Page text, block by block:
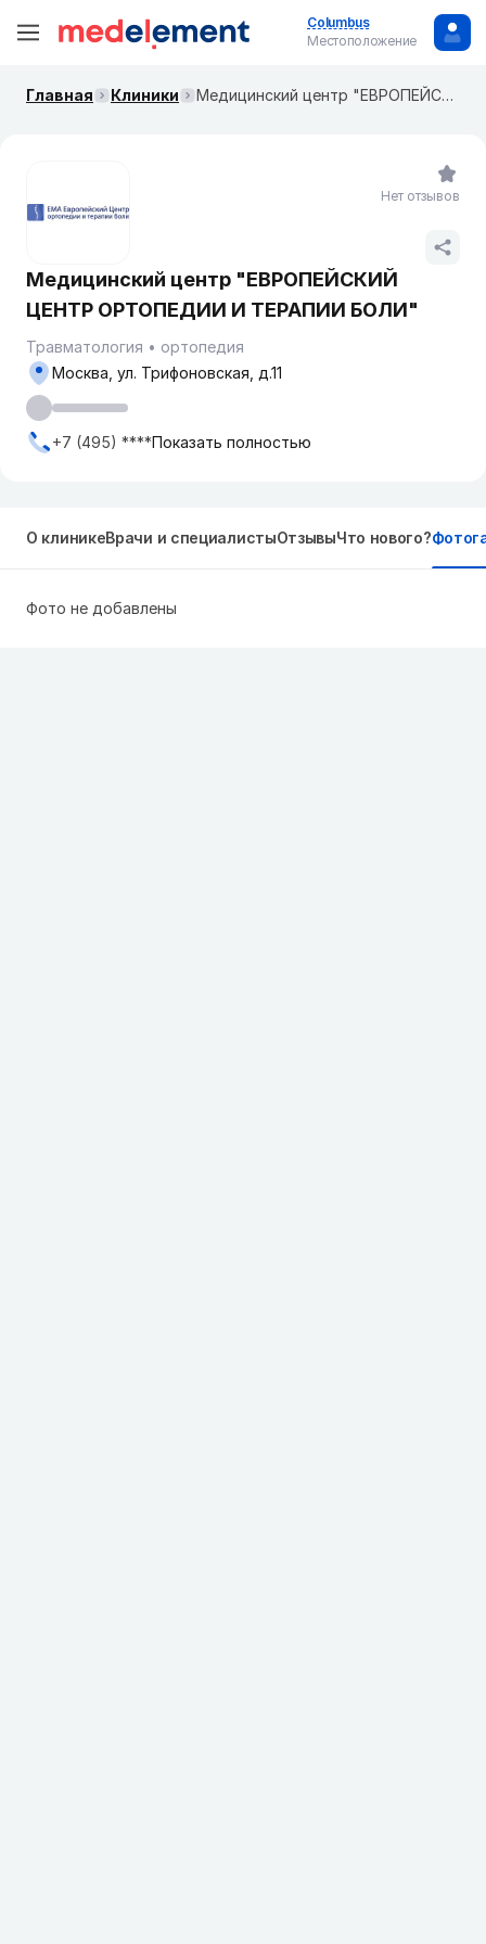
Columbus
Местоположение
Главная Клиники Медицинский центр "ЕВРОПЕЙСКИЙ ЦЕНТР ОРТОПЕДИИ И ТЕРАПИИ БОЛИ"
Медицинский центр "ЕВРОПЕЙСКИЙ
ЦЕНТР ОРТОПЕДИИ И ТЕРАПИИ БОЛИ"
Травматология
ортопедия
Москва, ул. ​Трифоновская, д.11
+7 (495) ****Показать полностью
Нет отзывов
О клиникеВрачи и специалистыОтзывыЧто нового?
Фото не добавлены